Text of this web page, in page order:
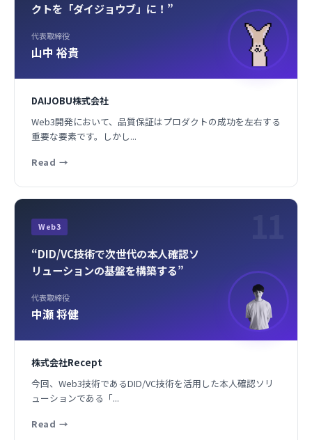
クトを「ダイジョウブ」に！”
代表取締役
山中 裕貴
DAIJOBU株式会社
Web3開発において、品質保証はプロダクトの成功を左右する
重要な要素です。しかし...
Read →
Web3
“DID/VC技術で次世代の本人確認ソ
リューションの基盤を構築する”
代表取締役
中瀬 将健
株式会社Recept
今回、Web3技術であるDID/VC技術を活用した本人確認ソリ
ューションである「...
Read →